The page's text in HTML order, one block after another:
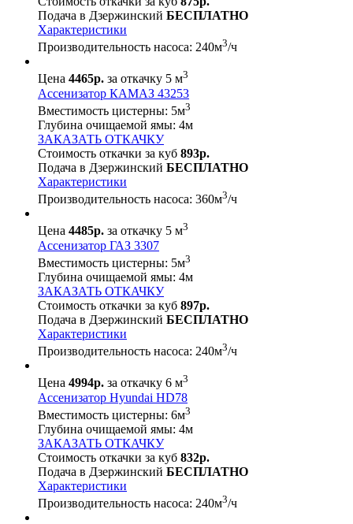
Подача в Дзержинский БЕСПЛАТНО
Характеристики
Производительность насоса: 240м3/ч
Цена 4465р. за откачку 5 м3
Ассенизатор КАМАЗ 43253
Вместимость цистерны: 5м3
Глубина очищаемой ямы: 4м
ЗАКАЗАТЬ ОТКАЧКУ
Стоимость откачки за куб 893р.
Подача в Дзержинский БЕСПЛАТНО
Характеристики
Производительность насоса: 360м3/ч
Цена 4485р. за откачку 5 м3
Ассенизатор ГАЗ 3307
Вместимость цистерны: 5м3
Глубина очищаемой ямы: 4м
ЗАКАЗАТЬ ОТКАЧКУ
Стоимость откачки за куб 897р.
Подача в Дзержинский БЕСПЛАТНО
Характеристики
Производительность насоса: 240м3/ч
Цена 4994р. за откачку 6 м3
Ассенизатор Hyundai HD78
Вместимость цистерны: 6м3
Глубина очищаемой ямы: 4м
ЗАКАЗАТЬ ОТКАЧКУ
Стоимость откачки за куб 832р.
Подача в Дзержинский БЕСПЛАТНО
Характеристики
Производительность насоса: 240м3/ч